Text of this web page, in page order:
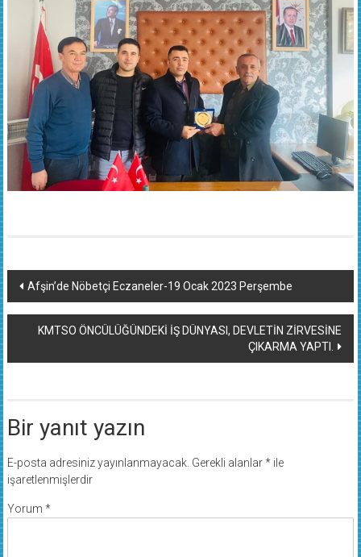
Yazı
dolaşımı
Afşin’de Nöbetçi Eczaneler-19 Ocak 2023 Perşembe
KMTSO ÖNCÜLÜĞÜNDEKİ İŞ DÜNYASI, DEVLETİN ZİRVESİNE
ÇIKARMA YAPTI.
Bir yanıt yazın
E-posta adresiniz yayınlanmayacak. Gerekli alanlar*ile
işaretlenmişlerdir
Yorum *